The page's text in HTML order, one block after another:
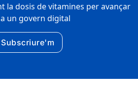
la dosis de vitamines per avançar
un govern digital
Subscriure'm